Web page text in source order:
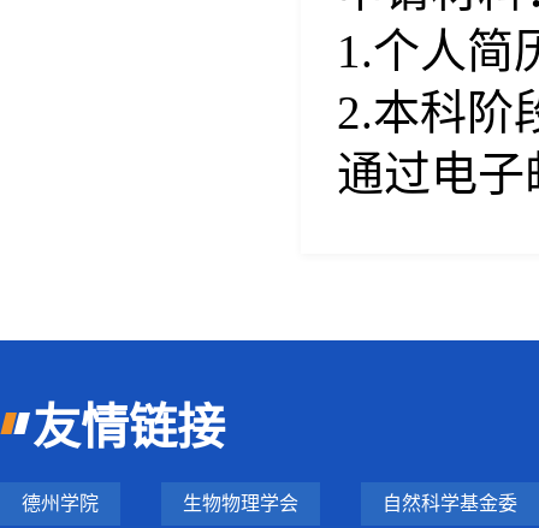
1.个人简
2.本科阶
通过电
友情链接
德州学院 生物物理学会 自然科学基金委